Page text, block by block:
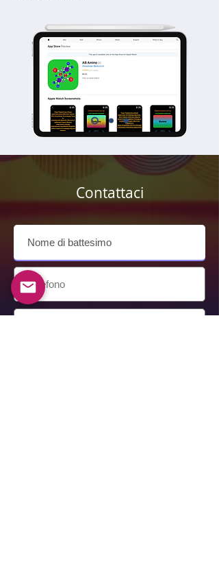
Contattaci